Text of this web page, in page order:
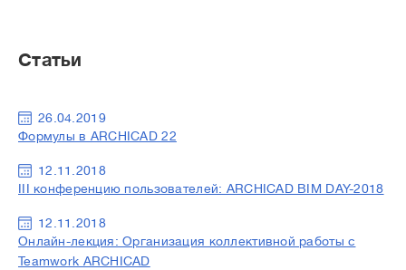
Статьи
26.04.2019
Формулы в ARCHICAD 22
12.11.2018
III конференцию пользователей: ARCHICAD BIM DAY-2018
12.11.2018
Онлайн-лекция: Организация коллективной работы с
Teamwork ARCHICAD